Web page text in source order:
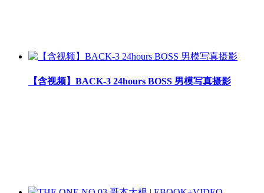
【含视频】BACK-3 24hours BOSS 男模写真摄影